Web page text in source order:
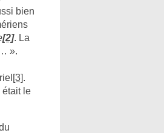
bien
[2]. La
».
[3].
était le